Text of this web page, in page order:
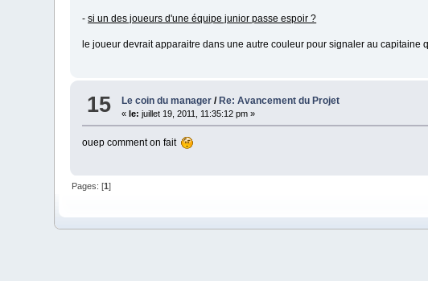
-si un des joueurs d'une équipe junior passe espoir ?
le joueur devrait apparaitre dans une autre couleur pour signaler au capitaine
15 Le coin du manager /Re: Avancement du Projet
«le: juillet 19, 2011, 11:35:12 pm »
ouep comment on fait
Pages: [1]